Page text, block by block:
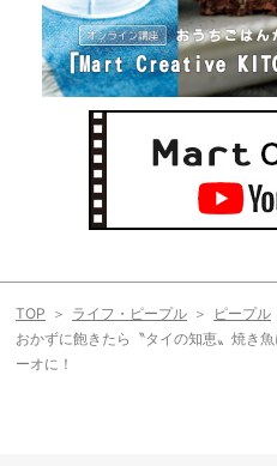
TOP ライフ・ピープル
ピープル
おかずに飽きたら〝タイの知恵〟焼き
ーオに！